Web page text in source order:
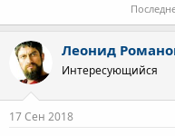
Леонид
Интересующийся
17 Сен 2018